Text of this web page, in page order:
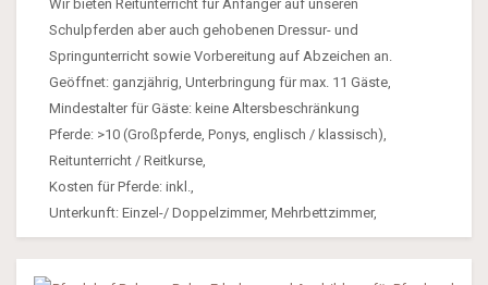
Wir bieten Reitunterricht für Anfänger auf unseren
Schulpferden aber auch gehobenen Dressur- und
Springunterricht sowie Vorbereitung auf Abzeichen an.
Geöffnet: ganzjährig, Unterbringung für max. 11 Gäste,
Mindestalter für Gäste: keine Altersbeschränkung
Pferde: >10 (Großpferde, Ponys, englisch / klassisch),
Reitunterricht / Reitkurse,
Kosten für Pferde: inkl.,
Unterkunft: Einzel-/ Doppelzimmer, Mehrbettzimmer,